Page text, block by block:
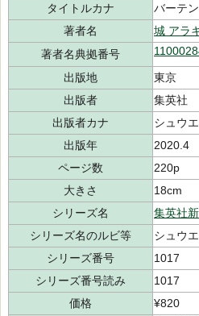
タイトルカナ
バーテ
著者名
城 アラ
著者名典拠番号
出版地
東京
出版者
集英社
出版者カナ
シュウ
出版年
2020.4
ページ数
220p
大きさ
18cm
シリーズ名
集英社
シリーズ名のルビ等
シュウ
シリーズ番号
1017
シリーズ番号読み
1017
価格
¥820